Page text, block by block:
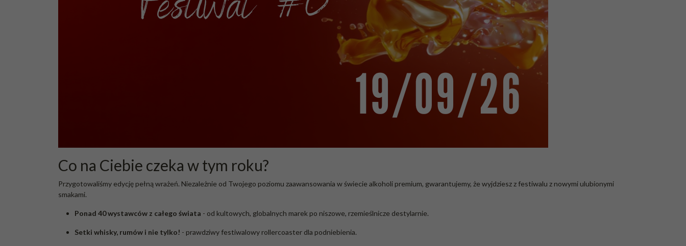
Co na Ciebie czeka w tym roku?
Przygotowaliśmy edycję pełną wrażeń. Niezależnie od Twojego poziomu zaawansowania w świecie alkoholi premium, gwarantujemy, że wyjdziesz z festiwalu z nowymi ulubionymi
smakami.
Ponad 40 wystawców z całego świata - od kultowych, globalnych marek po niszowe, rzemieślnicze destylarnie.
Setki whisky, rumów i nie tylko! - prawdziwy festiwalowy rollercoaster dla podniebienia.